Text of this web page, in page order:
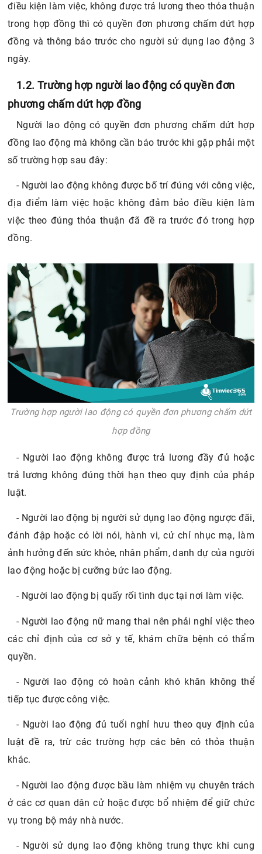
điều kiện làm việc, không được trả lương theo thỏa thuận
trong hợp đồng thì có quyền đơn phương chấm dứt hợp
đồng và thông báo trước cho người sử dụng lao động 3
ngày.
1.2. Trường hợp người lao động có quyền đơn
phương chấm dứt hợp đồng
Người lao động có quyền đơn phương chấm dứt hợp
đồng lao động mà không cần báo trước khi gặp phải một
số trường hợp sau đây:
- Người lao động không được bố trí đúng với công việc,
địa điểm làm việc hoặc không đảm bảo điều kiện làm
việc theo đúng thỏa thuận đã đề ra trước đó trong hợp
đồng.
Trường hợp người lao động có quyền đơn phương chấm dứt
hợp đồng
- Người lao động không được trả lương đầy đủ hoặc
trả lương không đúng thời hạn theo quy định của pháp
luật.
- Người lao động bị người sử dụng lao động ngược đãi,
đánh đập hoặc có lời nói, hành vi, cử chỉ nhục mạ, làm
ảnh hưởng đến sức khỏe, nhân phẩm, danh dự của người
lao động hoặc bị cưỡng bức lao động.
- Người lao động bị quấy rối tình dục tại nơi làm việc.
- Người lao động nữ mang thai nên phải nghỉ việc theo
các chỉ định của cơ sở y tế, khám chữa bệnh có thẩm
quyền.
- Người lao động có hoàn cảnh khó khăn không thể
tiếp tục được công việc.
- Người lao động đủ tuổi nghỉ hưu theo quy định của
luật đề ra, trừ các trường hợp các bên có thỏa thuận
khác.
- Người lao động được bầu làm nhiệm vụ chuyên trách
ở các cơ quan dân cử hoặc được bổ nhiệm để giữ chức
vụ trong bộ máy nhà nước.
- Người sử dụng lao động không trung thực khi cung